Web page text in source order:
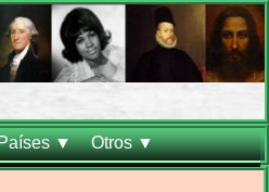
▼ Otros ▼